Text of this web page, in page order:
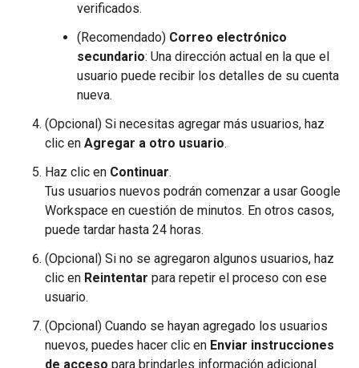
verificados.
(Recomendado) Correo electrónico
secundario: Una dirección actual en la que el
usuario puede recibir los detalles de su cuenta
nueva.
(Opcional) Si necesitas agregar más usuarios, haz
clic en Agregar a otro usuario.
Haz clic en Continuar.
Tus usuarios nuevos podrán comenzar a usar Google
Workspace en cuestión de minutos. En otros casos,
puede tardar hasta 24 horas.
(Opcional) Si no se agregaron algunos usuarios, haz
clic en Reintentar para repetir el proceso con ese
usuario.
(Opcional) Cuando se hayan agregado los usuarios
nuevos, puedes hacer clic en Enviar instrucciones
de acceso para brindarles información adicional.